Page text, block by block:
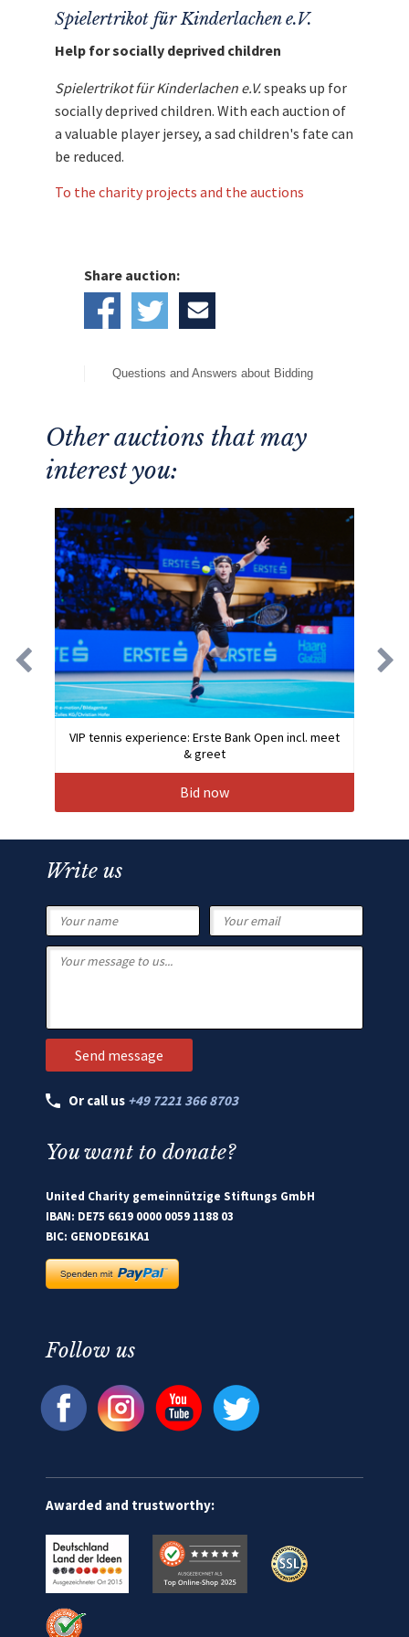
Spielertrikot für Kinderlachen e.V.
Help for socially deprived children
Spielertrikot für Kinderlachen e.V.speaks up for
socially deprived children. With each auction of
a valuable player jersey, a sad children's fate can
be reduced.
To the charity projects and the auctions
Share auction:
Questions and Answers about Bidding
Other auctions that may
interest you:
VIP tennis experience: Erste Bank Open incl. meet
& greet
Bid now
Write us
Or call us +49 7221 366 8703
You want to donate?
United Charity gemeinnützige Stiftungs GmbH
IBAN: DE75 6619 0000 0059 1188 03
BIC: GENODE61KA1
Follow us
Awarded and trustworthy: